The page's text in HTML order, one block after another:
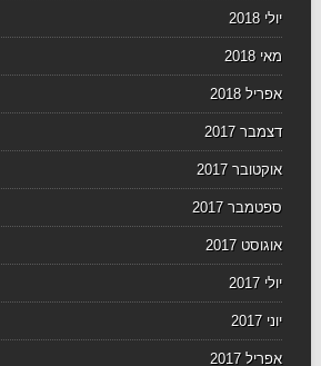
יולי 2018
מאי 2018
אפריל 2018
דצמבר 2017
אוקטובר 2017
ספטמבר 2017
אוגוסט 2017
יולי 2017
יוני 2017
אפריל 2017